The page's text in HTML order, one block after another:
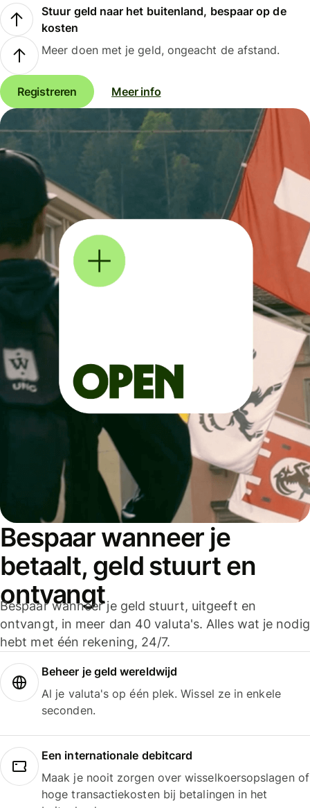
Stuur geld naar het buitenland, bespaar op de
kosten
Meer doen met je geld, ongeacht de afstand.
Registreren Meer info
Bespaar wanneer je
betaalt, geld stuurt en
ontvangt
Bespaar wanneer je geld stuurt, uitgeeft en
ontvangt, in meer dan 40 valuta's. Alles wat je nodig
hebt met één rekening, 24/7.
Beheer je geld wereldwijd
Al je valuta's op één plek. Wissel ze in enkele
seconden.
Een internationale debitcard
Maak je nooit zorgen over wisselkoersopslagen of
hoge transactiekosten bij betalingen in het